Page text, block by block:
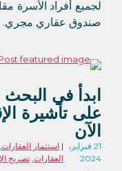
صندوق عقاري مجري.
ابدأ في
على تأشيرة
الآن
21 فبراير،
2024
استثمار العقارات
العقارات,تصريح